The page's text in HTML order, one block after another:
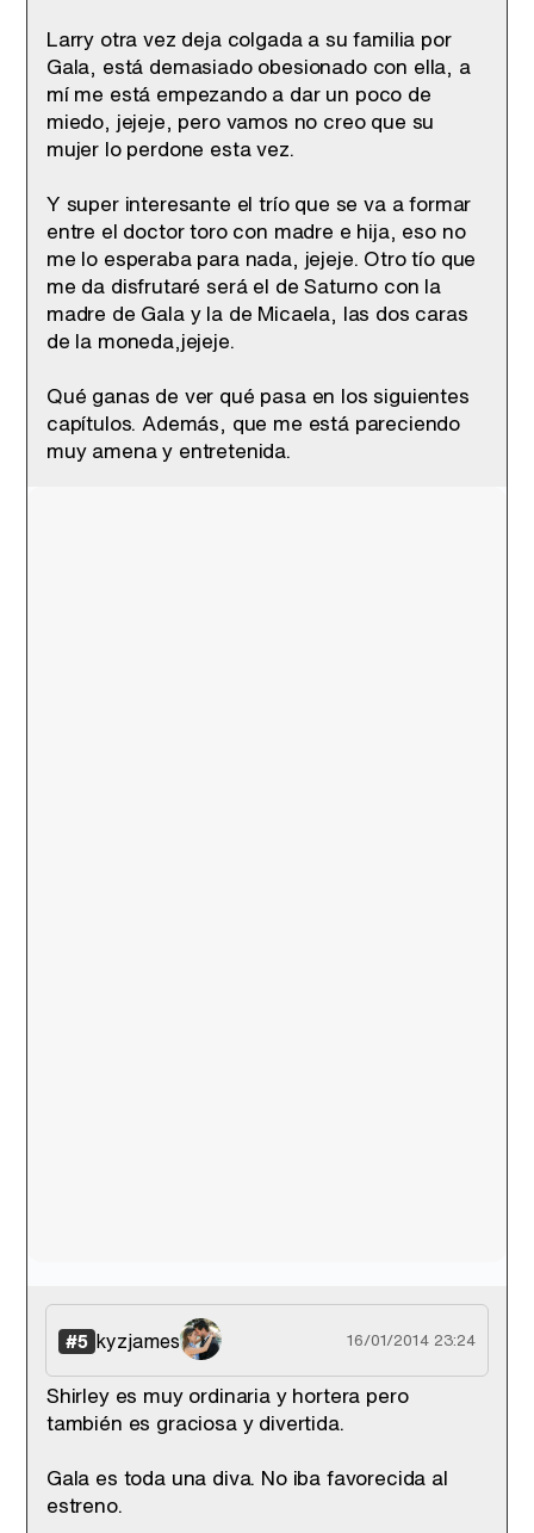
Larry otra vez deja colgada a su familia por
Gala, está demasiado obesionado con ella, a
mí me está empezando a dar un poco de
miedo, jejeje, pero vamos no creo que su
mujer lo perdone esta vez.
Y super interesante el trío que se va a formar
entre el doctor toro con madre e hija, eso no
me lo esperaba para nada, jejeje. Otro tío que
me da disfrutaré será el de Saturno con la
madre de Gala y la de Micaela, las dos caras
de la moneda,jejeje.
Qué ganas de ver qué pasa en los siguientes
capítulos. Además, que me está pareciendo
muy amena y entretenida.
#5 kyzjames 16/01/2014 23:24
Shirley es muy ordinaria y hortera pero
también es graciosa y divertida.
Gala es toda una diva. No iba favorecida al
estreno.